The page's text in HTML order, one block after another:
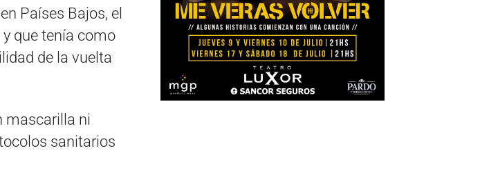
Países Bajos, el
y que tenía como
de la vuelta
mascarilla ni
sanitarios